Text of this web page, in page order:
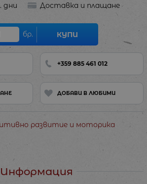
дни Доставка и плащане
бр. КУПИ
+359 885 461 012
ДОБАВИ В ЛЮБИМИ
развитие и моторика
Информация